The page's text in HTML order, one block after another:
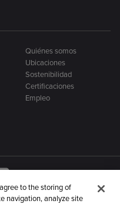
Quiénes somos
Ubicaciones
Sostenibilidad
Certificaciones
Empleo
to the storing of
navigation, analyze site